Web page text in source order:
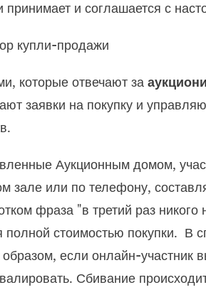
принимает и соглашается с
купли-продажи
которые отвечают за
заявки на покупку и
Аукционным домом,
зале или по телефону,
фраза "в третий раз
стоимостью покупки. В
если онлайн-участник
Сбивание